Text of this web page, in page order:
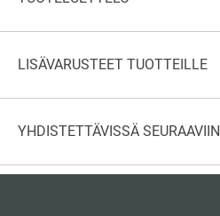
LISÄVARUSTEET TUOTTEILLE
YHDISTETTÄVISSÄ SEURAAVIIN